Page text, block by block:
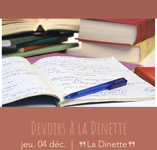
Devoirs à la Dinette
jeu. 04 déc. 🍴La Dinette🍴